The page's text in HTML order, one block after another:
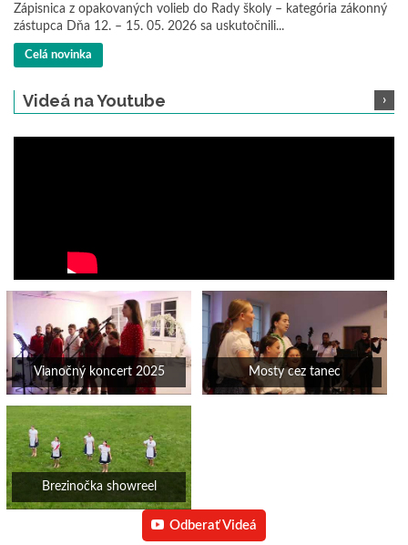
Zápisnica z opakovaných volieb do Rady školy – kategória zákonný
zástupca Dňa 12. – 15. 05. 2026 sa uskutočnili...
Celá novinka
Videá na Youtube
Odberať Videá
Vianočný koncert 2025 Mosty cez tanec
Brezinočka showreel